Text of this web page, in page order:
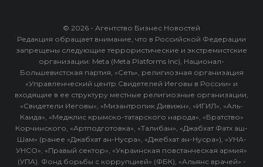
© 2026 - Агентство Бизнес Новостей
Редакция обращает внимание, что в Российской Федерации
запрещены следующие террористические и экстремистские
организации: Meta (Meta Platforms Inc), Национал-
Большевистская партия, «Сеть», религиозная организация
«Управленческий центр Свидетелей Иеговы в России» и
входящие в ее структуру местные религиозные организации,
«Свидетели Иеговы», «Мизантропик Дивижн», «ИГИЛ», «Аль-
Каида», «Меджлис крымско-татарского народа», «Братство»
Корчинского, «Артподготовка», «Талибан», «Джабхат Фатх аш-
Шам» (ранее «Джабхат ан-Нусра», «Джебхат ан-Нусра»), «УНА-
УНСО», «Правый сектор», «Украинская повстанческая армия»
(УПА). Фонд борьбы с коррупцией» (ФБК), «Альянс врачей» -